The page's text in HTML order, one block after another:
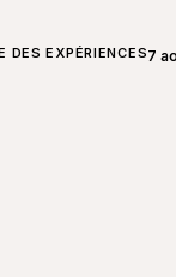
DES EXPÉRIENCES7